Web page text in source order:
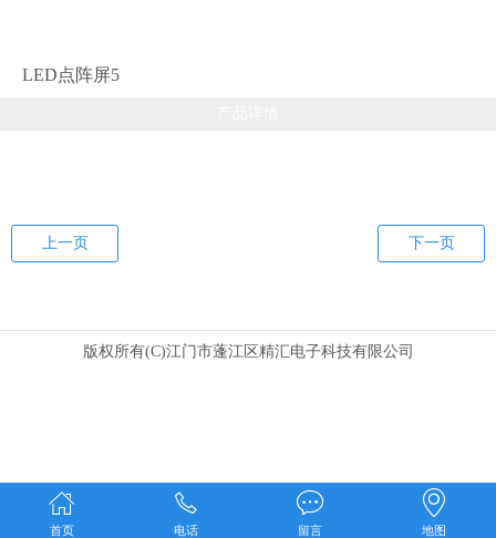
LED点阵屏5
上一页 下一页
版权所有(C)江门市蓬江区精汇电子科技有限公司
首页 电话 留言 地图